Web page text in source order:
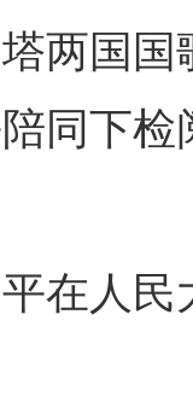
两国
同下
人民